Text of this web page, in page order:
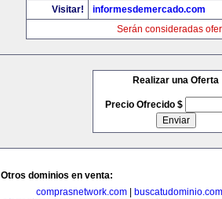
Visitar!
informesdemercado.com
Serán consideradas
Realizar una Oferta
Precio Ofrecido $
Otros dominios en venta:
comprasnetwork.com
buscatudominio.com